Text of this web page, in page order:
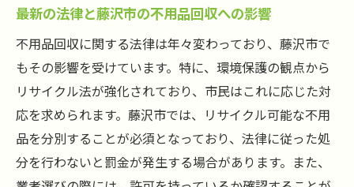
藤沢市での不用品回収業者の比較と選び方
藤沢市の不用品回収、地域特有のルールとその
対策
藤沢市の廃棄物処理に関する基本ルール
地域特有の不用品回収ルールを理解する
藤沢市の不用品回収ルールに違反しないた
めのポイント
最新の法律と藤沢市の不用品回収への影響
不用品回収に関する法律は年々変わっており、藤沢市で
もその影響を受けています。特に、環境保護の観点から
リサイクル法が強化されており、市民はこれに応じた対
応を求められます。藤沢市では、リサイクル可能な不用
品を分別することが必須となっており、法律に従った処
分を行わないと罰金が発生する場合があります。また、